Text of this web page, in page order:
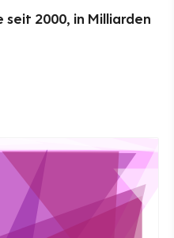
seit 2000, in Milliarden